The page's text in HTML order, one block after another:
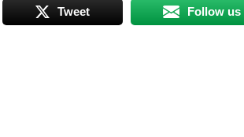
Tweet Follow us